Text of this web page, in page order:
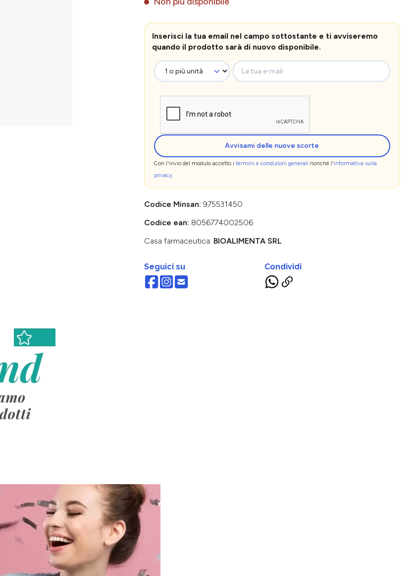
Inserisci la tua email nel campo sottostante e ti avviseremo
quando il prodotto sarà di nuovo disponibile.
La tua e-mail
Avvisami delle nuove scorte
Con l'invio del modulo accetto i termini e condizioni generali nonché l'informativa sulla
privacy.
Codice Minsan: 975531450
Codice ean: 8056774002506
Casa farmaceutica: BIOALIMENTA SRL
Seguici su Condividi